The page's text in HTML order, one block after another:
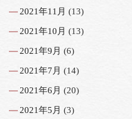
2021年11月 (13)
2021年10月 (13)
2021年9月 (6)
2021年7月 (14)
2021年6月 (20)
2021年5月 (3)